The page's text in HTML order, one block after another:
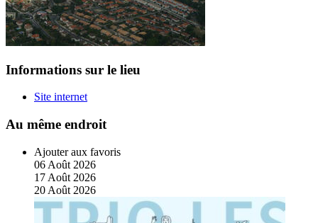
Informations sur le lieu
Site internet
Au même endroit
Ajouter aux favoris
06 Août 2026
17 Août 2026
20 Août 2026